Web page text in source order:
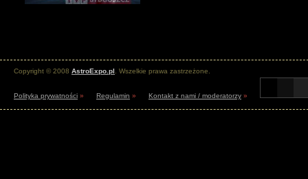
Copyright © 2008 AstroExpo.pl . Wszelkie prawa zastrzeżone.
Polityka prywatności » Regulamin » Kontakt z nami / moderatorzy »